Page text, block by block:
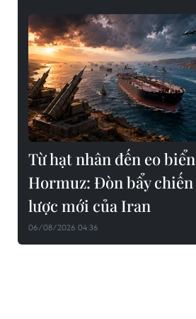
Từ hạt nhân đến eo biển
Hormuz: Đòn bẩy chiến
lược mới của Iran
06/08/2026 04:36